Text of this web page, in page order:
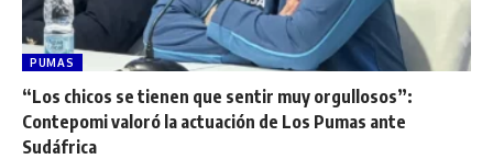
PUMAS
“Los chicos se tienen que sentir muy orgullosos”:
Contepomi valoró la actuación de Los Pumas ante
Sudáfrica